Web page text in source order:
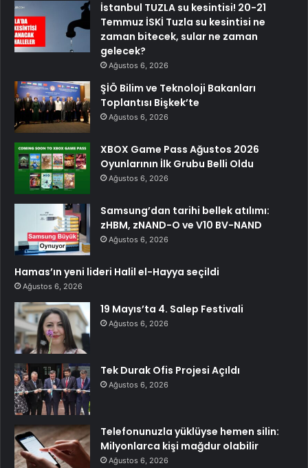
İstanbul TUZLA su kesintisi! 20-21
Temmuz İSKİ Tuzla su kesintisi ne
zaman bitecek, sular ne zaman
gelecek?
Ağustos 6, 2026
ŞİÖ Bilim ve Teknoloji Bakanları
Toplantısı Bişkek’te
Ağustos 6, 2026
XBOX Game Pass Ağustos 2026
Oyunlarının İlk Grubu Belli Oldu
Ağustos 6, 2026
Samsung’dan tarihi bellek atılımı:
zHBM, zNAND-O ve V10 BV-NAND
Ağustos 6, 2026
Hamas’ın yeni lideri Halil el-Hayya seçildi
Ağustos 6, 2026
19 Mayıs’ta 4. Salep Festivali
Ağustos 6, 2026
Tek Durak Ofis Projesi Açıldı
Ağustos 6, 2026
Telefonunuzla yüklüyse hemen silin:
Milyonlarca kişi mağdur olabilir
Ağustos 6, 2026